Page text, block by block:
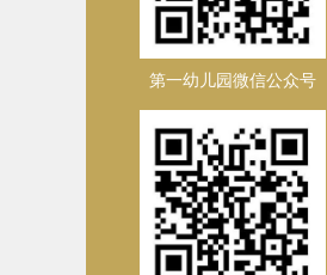
第一幼儿园微信公众号